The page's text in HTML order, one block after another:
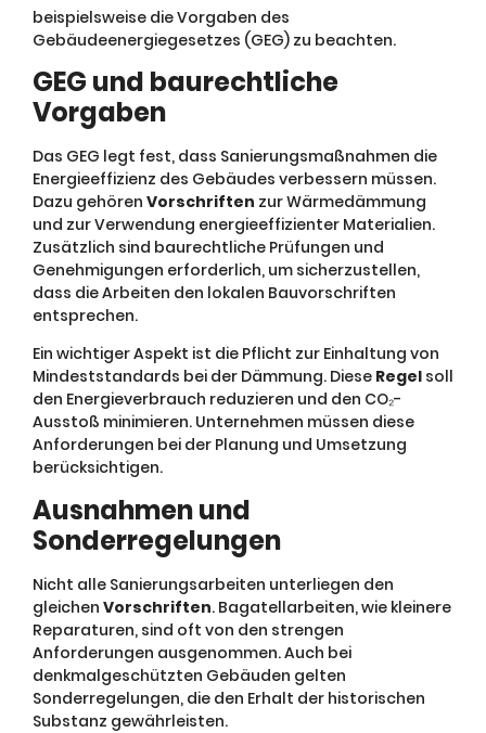
beispielsweise die Vorgaben des
Gebäudeenergiegesetzes (GEG) zu beachten.
GEG und baurechtliche
Vorgaben
Das GEG legt fest, dass Sanierungsmaßnahmen die
Energieeffizienz des Gebäudes verbessern müssen.
Dazu gehören Vorschriften zur Wärmedämmung
und zur Verwendung energieeffizienter Materialien.
Zusätzlich sind baurechtliche Prüfungen und
Genehmigungen erforderlich, um sicherzustellen,
dass die Arbeiten den lokalen Bauvorschriften
entsprechen.
Ein wichtiger Aspekt ist die Pflicht zur Einhaltung von
Mindeststandards bei der Dämmung. Diese Regel soll
den Energieverbrauch reduzieren und den CO₂-
Ausstoß minimieren. Unternehmen müssen diese
Anforderungen bei der Planung und Umsetzung
berücksichtigen.
Ausnahmen und
Sonderregelungen
Nicht alle Sanierungsarbeiten unterliegen den
gleichen Vorschriften. Bagatellarbeiten, wie kleinere
Reparaturen, sind oft von den strengen
Anforderungen ausgenommen. Auch bei
denkmalgeschützten Gebäuden gelten
Sonderregelungen, die den Erhalt der historischen
Substanz gewährleisten.